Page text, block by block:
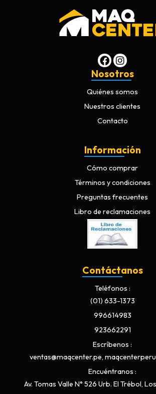
Nosotros
Quiénes somos
Nuestros clientes
Contacto
Información
Cómo comprar
Términos y condiciones
Preguntas frecuentes
Libro de reclamaciones
Contáctanos
Teléfonos
(01) 633-1373
996614983
923662291
Escríbenos
ventas@maqcenter.pe,
Encuéntranos
Av. Tomas Valle N° 526 Urb. El Trébol,